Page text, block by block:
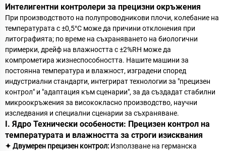
Интелигентни контролери за прецизни окръжения
При производството на полупроводникови плочи, колебание на
температурата с ±0,5°C може да причини отклонения при
литографията; по време на съхраняването на биологични
примерки, дрейф на влажността с ±2%RH може да
компрометира жизнеспособността. Нашите машини за
постоянна температура и влажност, изградени според
индустриални стандарти, интегрират технологии за "прецизен
контрол" и "адаптация към сценарии", за да създадат стабилни
микроокръжения за висококласно производство, научни
изследвания и специални сценарии за съхраняване.
I. Ядро Технически особености: Прецизен контрол на
температурата и влажността за строги изисквания
✦ Двумерен прецизен контрол: Използване на германска